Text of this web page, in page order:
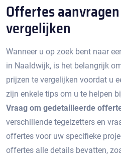
Offertes
vergelijken
Wanneer u op zoek bent naar
in Naaldwijk, is het belangrijk
prijzen te vergelijken voordat u
zijn enkele tips om u te helpen
Vraag om gedetailleerde
verschillende tegelzetters en
offertes voor uw specifieke
offertes alle details bevatten,